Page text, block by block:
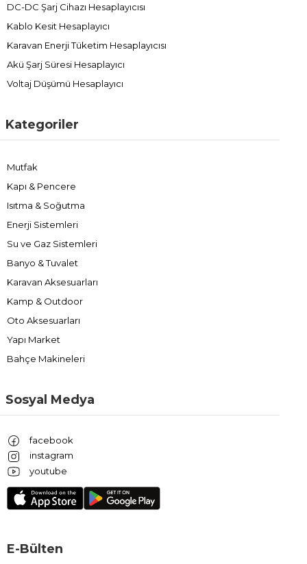
DC-DC Şarj Cihazı Hesaplayıcısı
Kablo Kesit Hesaplayıcı
Karavan Enerji Tüketim Hesaplayıcısı
Akü Şarj Süresi Hesaplayıcı
Voltaj Düşümü Hesaplayıcı
Kategoriler
Mutfak
Kapı & Pencere
Isıtma & Soğutma
Enerji Sistemleri
Su ve Gaz Sistemleri
Banyo & Tuvalet
Karavan Aksesuarları
Kamp & Outdoor
Oto Aksesuarları
Yapı Market
Bahçe Makineleri
Sosyal Medya
facebook
instagram
youtube
E-Bülten